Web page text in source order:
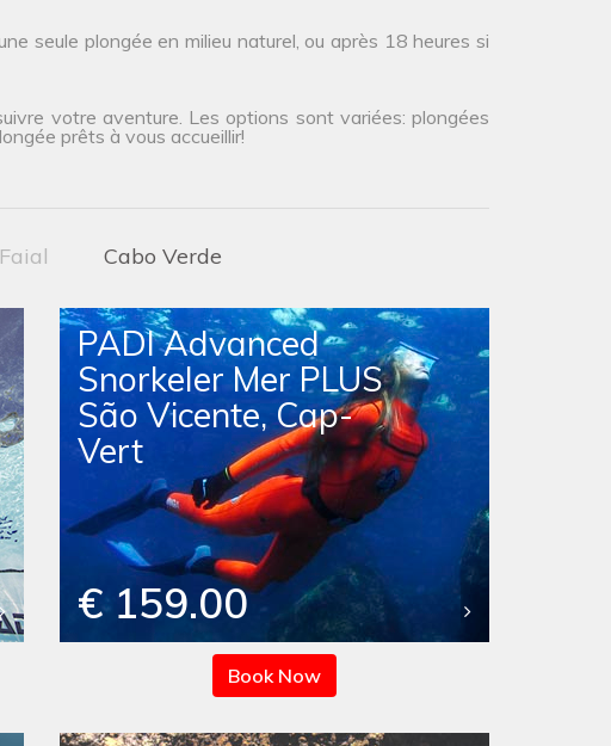
seule plongée en milieu naturel, ou après 18 heures si
votre aventure. Les options sont variées: plongées
prêts à vous accueillir!
Faial Cabo Verde
PADI Advanced
Snorkeler Mer PLUS
São Vicente, Cap-
Vert
€ 159.00
Book Now